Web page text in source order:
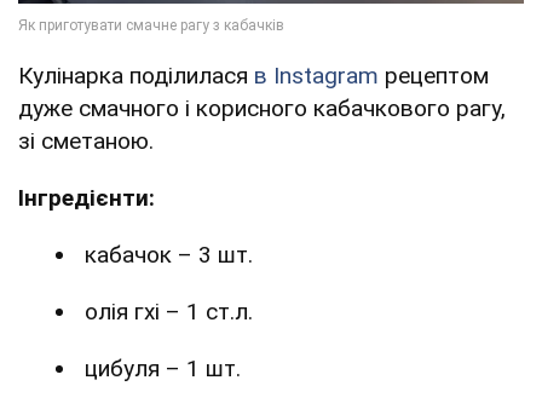
Кулінарка поділилася в Instagram рецептом
дуже смачного і корисного кабачкового рагу,
зі сметаною.
Інгредієнти:
кабачок – 3 шт.
олія гхі – 1 ст.л.
цибуля – 1 шт.